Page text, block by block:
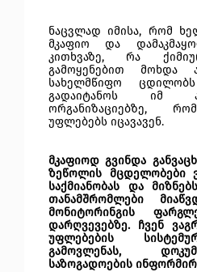
ნაცვლად იმისა, რომ
მკაფიო და
კითხვაზე, რა
გამოყენებით მოხდა
სახელმწიფო ცდილობს
გადაიტანოს იმ
ორგანიზაციებზე,
უფლებებს იცავავენ.
მკაფიოდ გვინდა
ზეწოლის მცდელობები
საქმიანობას და
თანამშრომლები
მონიტორინგის
დარღვევებზე. ჩვენ
უფლებების
გამოვლენას,
საზოგადოების